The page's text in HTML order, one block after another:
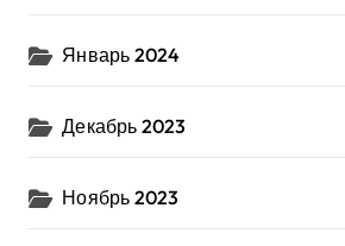
Январь 2024
Декабрь 2023
Ноябрь 2023